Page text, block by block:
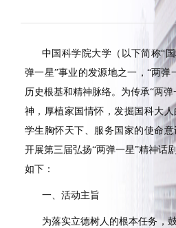
中国科学院大学（以下简称“
弹一星”事业的发源地之一，“两弹
历史根基和精神脉络。为传承“两
神，厚植家国情怀，发掘国科大
学生胸怀天下、服务国家的使命
开展第三届弘扬“两弹一星”精神话
如下：
一、活动主旨
为落实立德树人的根本任务，